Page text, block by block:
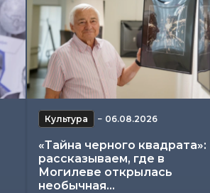
Культура − 06.08.2026
«Тайна черного квадрата»:
рассказываем, где в
Могилеве открылась
необычная...